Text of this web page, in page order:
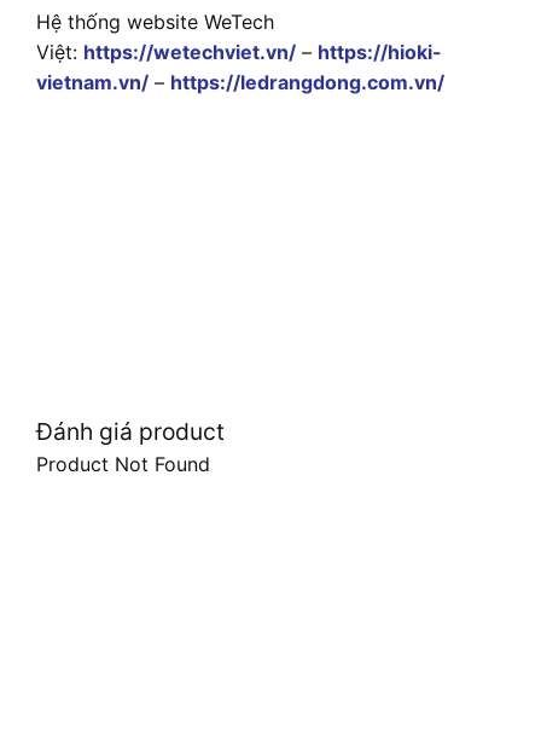
Hệ thống website WeTech
Việt: https://wetechviet.vn/ – https://hioki-
vietnam.vn/ – https://ledrangdong.com.vn/
Đánh giá product
Product Not Found